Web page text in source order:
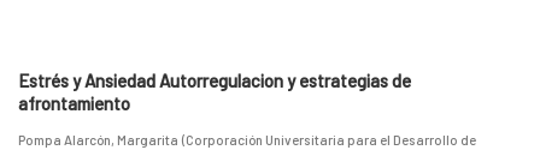
Estrés y Ansiedad Autorregulacion y estrategias de
afrontamiento
Pompa Alarcón, Margarita (Corporación Universitaria para el Desarrollo de